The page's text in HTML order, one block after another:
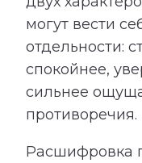
могут вести
отдельности:
спокойнее,
сильнее
противоречия.
Расшифровка